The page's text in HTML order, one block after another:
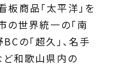
板商品「太平洋」を
の世界統一の「南
の「超久」、名手
ど和歌山県内の